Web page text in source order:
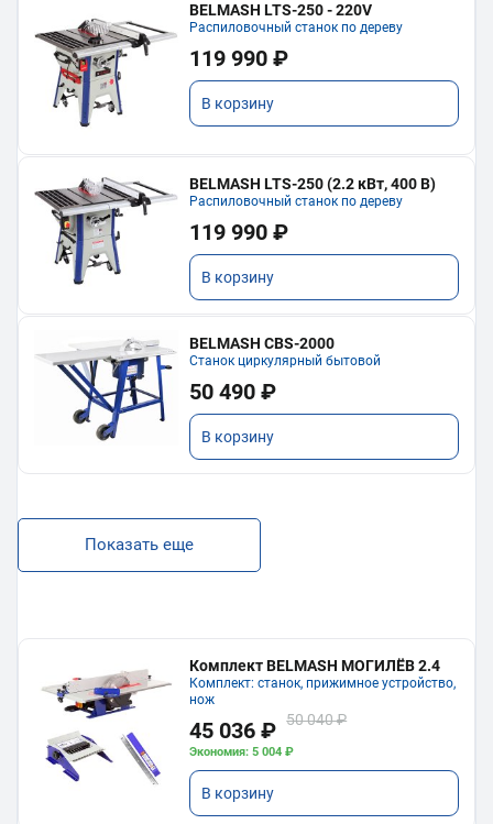
BELMASH LTS-250 - 220V
Распиловочный станок по дереву
119 990 ₽
В корзину
BELMASH LTS-250 (2.2 кВт, 400 В)
Распиловочный станок по дереву
119 990 ₽
В корзину
BELMASH CBS-2000
Станок циркулярный бытовой
50 490 ₽
В корзину
Показать еще
Комплект BELMASH МОГИЛЁВ 2.4
Комплект: станок, прижимное устройство,
нож
45 036 ₽ 50 040 ₽
Экономия: 5 004 ₽
В корзину